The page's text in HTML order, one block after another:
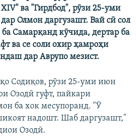
ва "Гирдбод", рӯзи 25-уми
Олмон даргузашт. Вай сӣ сол
Самарқанд кӯчида, дертар ба
ва се соли охир ҳамроҳи
дар Аврупо мезист.
Содиқов, рӯзи 25-уми июн
Озодӣ гуфт, пайкари
ба хок месупоранд. "Ӯ
надошт. Шаб даргузашт,"
Озодӣ.